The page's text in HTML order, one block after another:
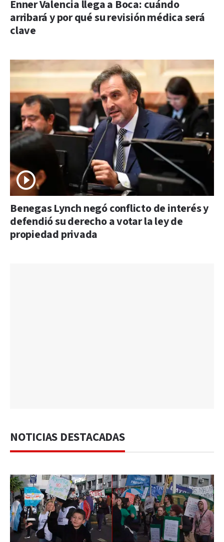
Enner Valencia llega a Boca: cuándo
arribará y por qué su revisión médica será
clave
Benegas Lynch negó conflicto de interés y
defendió su derecho a votar la ley de
propiedad privada
NOTICIAS DESTACADAS